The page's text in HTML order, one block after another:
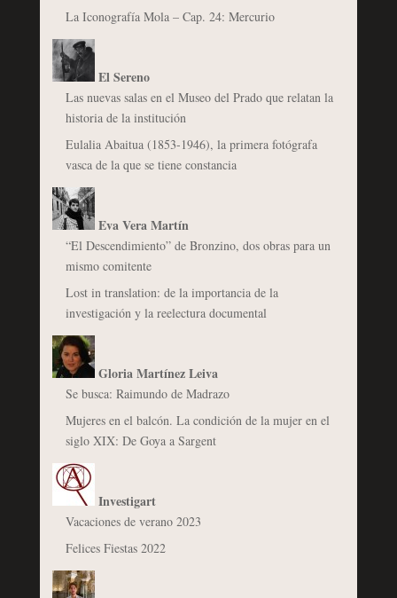
La Iconografía Mola – Cap. 24: Mercurio
El Sereno
Las nuevas salas en el Museo del Prado que relatan la
historia de la institución
Eulalia Abaitua (1853-1946), la primera fotógrafa
vasca de la que se tiene constancia
Eva Vera Martín
“El Descendimiento” de Bronzino, dos obras para un
mismo comitente
Lost in translation: de la importancia de la
investigación y la reelectura documental
Gloria Martínez Leiva
Se busca: Raimundo de Madrazo
Mujeres en el balcón. La condición de la mujer en el
siglo XIX: De Goya a Sargent
Investigart
Vacaciones de verano 2023
Felices Fiestas 2022